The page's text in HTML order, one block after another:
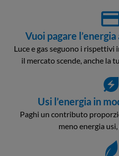
Vuoi pagare
Luce e gas seguono i rispettivi
il mercato scende, anche la
Usi l’energia in
Paghi un contributo
meno energia